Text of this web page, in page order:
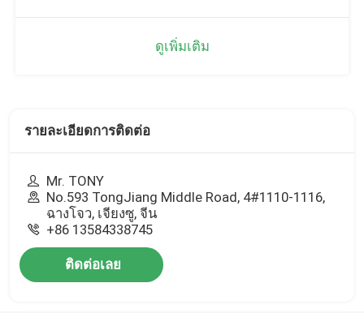
ดูเพิ่มเติม
รายละเอียดการติดต่อ
Mr. TONY
No.593 TongJiang Middle Road, 4#1110-1116,
ฉางโจว, เจียงซู, จีน
+86 13584338745
ติดต่อเลย